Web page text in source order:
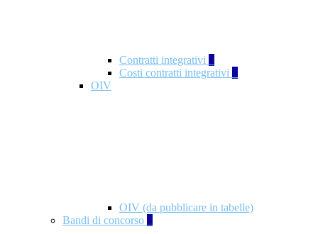
Contratti integrativi 3
Costi contratti integrativi 1
OIV
OIV (da pubblicare in tabelle)
Bandi di concorso 2